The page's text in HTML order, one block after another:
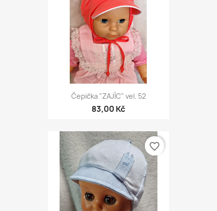
Čepička "ZAJÍC" vel. 52
83,00 Kč
favorite_border